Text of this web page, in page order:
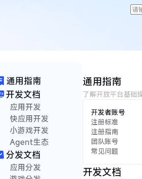
通用指南
开发文档
应用开发
快应用开发
小游戏开发
Agent生态
分发文档
应用分发
通用指南
了解开放平台基础
开发者账号
注册标准
注册指南
团队账号
常见问题
开发文档